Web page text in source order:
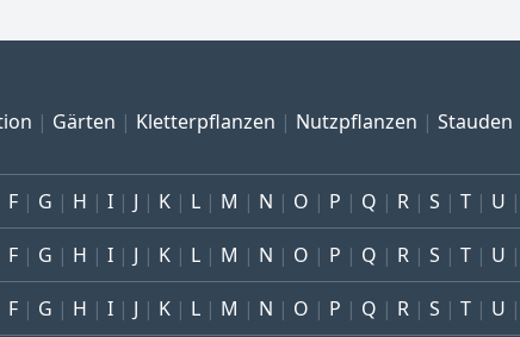
Gärten Kletterpflanzen Nutzpflanzen Stauden
F G H I J K L M N O P Q R S T U
F G H I J K L M N O P Q R S T U
F G H I J K L M N O P Q R S T U